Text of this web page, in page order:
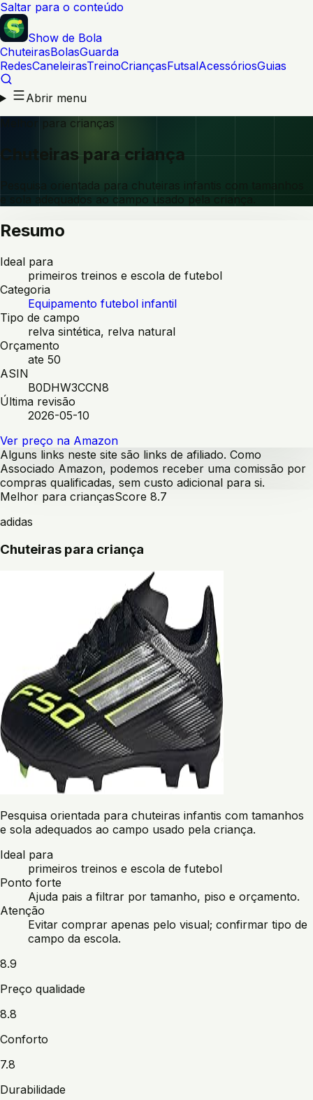
Saltar para o conteúdo
Show de Bola
ChuteirasBolasGuarda
RedesCaneleirasTreinoCriançasFutsalAcessóriosGuias
Abrir menu
Melhor para crianças
Chuteiras para criança
Pesquisa orientada para chuteiras infantis com tamanhos
e sola adequados ao campo usado pela criança.
Resumo
Ideal para
primeiros treinos e escola de futebol
Categoria
Equipamento futebol infantil
Tipo de campo
relva sintética, relva natural
Orçamento
ate 50
ASIN
B0DHW3CCN8
Última revisão
2026-05-10
Ver preço na Amazon
Alguns links neste site são links de afiliado. Como
Associado Amazon, podemos receber uma comissão por
compras qualificadas, sem custo adicional para si.
Melhor para criançasScore 8.7
adidas
Chuteiras para criança
Pesquisa orientada para chuteiras infantis com tamanhos
e sola adequados ao campo usado pela criança.
Ideal para
primeiros treinos e escola de futebol
Ponto forte
Ajuda pais a filtrar por tamanho, piso e orçamento.
Atenção
Evitar comprar apenas pelo visual; confirmar tipo de
campo da escola.
8.9
Preço qualidade
8.8
Conforto
7.8
Durabilidade